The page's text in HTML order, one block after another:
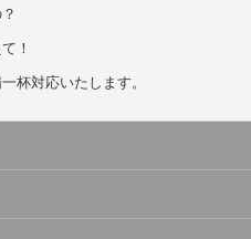
！
杯対応いたします。